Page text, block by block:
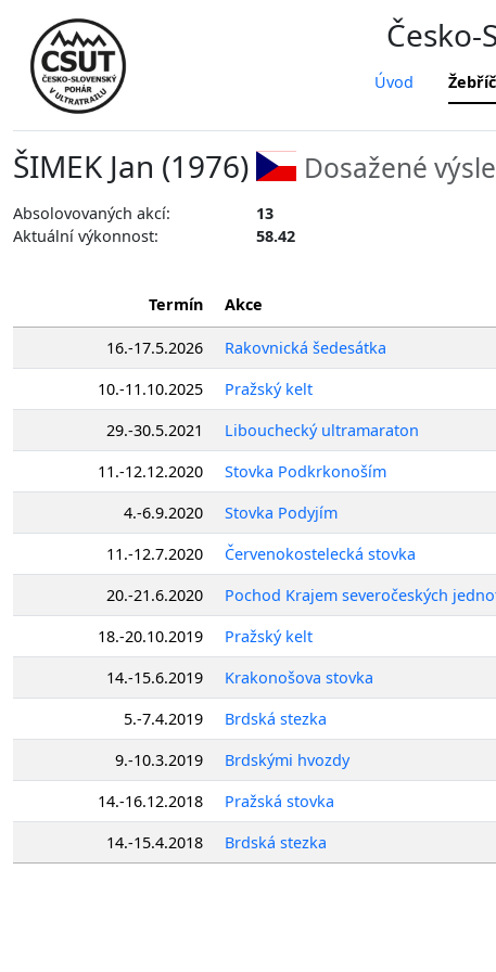
Úvod
ŠIMEK Jan (1976) Dosažené
Absolovovaných akcí: 13
Aktuální výkonnost:
58.42
Termín Akce
16.-17.5.2026 Rakovnická šedesátka
10.-11.10.2025
Pražský kelt
29.-30.5.2021
Libouchecký ultramaraton
11.-12.12.2020
Stovka Podkrkonoším
4.-6.9.2020
Stovka Podyjím
11.-12.7.2020
Červenokostelecká stovka
20.-21.6.2020
Pochod Krajem severočeských
18.-20.10.2019
Pražský kelt
14.-15.6.2019
Krakonošova stovka
5.-7.4.2019
Brdská stezka
9.-10.3.2019
Brdskými hvozdy
14.-16.12.2018
Pražská stovka
14.-15.4.2018
Brdská stezka